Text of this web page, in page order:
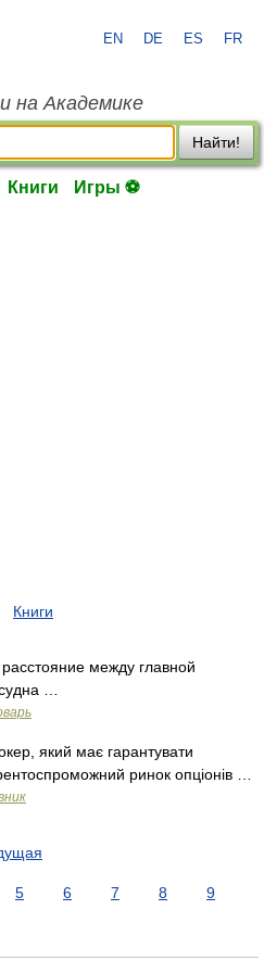
EN DE ES FR
на Академике
Найти!
Книги Игры ⚽
Книги
между главной
…
який має гарантувати
ринок опціонів …
5 6 7 8
9